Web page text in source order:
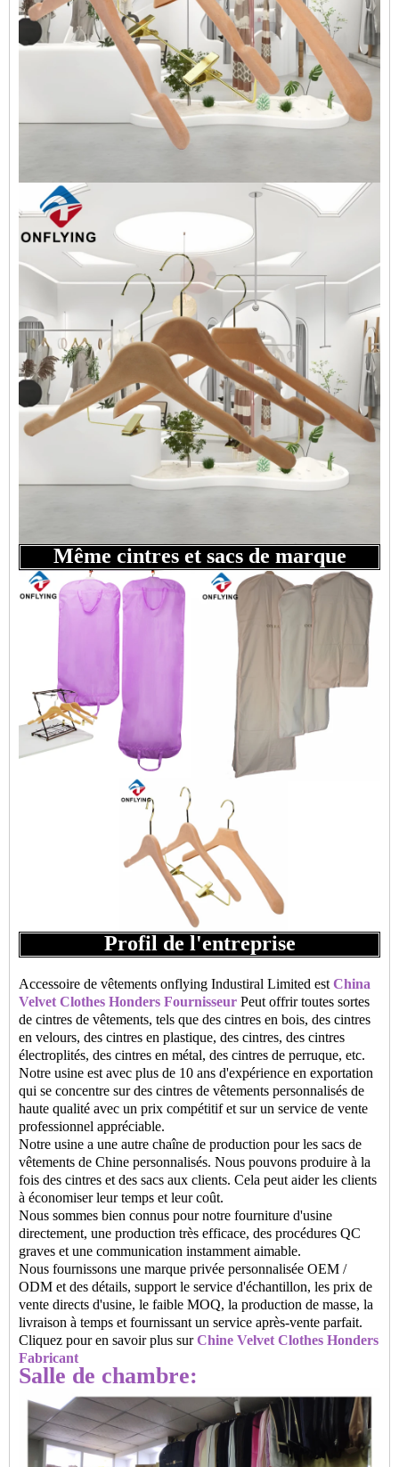
Même cintres et sacs de marque
Profil de l'entreprise
Accessoire de vêtements onflying Industiral Limited est China
Velvet Clothes Honders Fournisseur Peut offrir toutes sortes
de cintres de vêtements, tels que des cintres en bois, des cintres
en velours, des cintres en plastique, des cintres, des cintres
électroplités, des cintres en métal, des cintres de perruque, etc.
Notre usine est avec plus de 10 ans d'expérience en exportation
qui se concentre sur des cintres de vêtements personnalisés de
haute qualité avec un prix compétitif et sur un service de vente
professionnel appréciable.
Notre usine a une autre chaîne de production pour les sacs de
vêtements de Chine personnalisés. Nous pouvons produire à la
fois des cintres et des sacs aux clients. Cela peut aider les clients
à économiser leur temps et leur coût.
Nous sommes bien connus pour notre fourniture d'usine
directement, une production très efficace, des procédures QC
graves et une communication instamment aimable.
Nous fournissons une marque privée personnalisée OEM /
ODM et des détails, support le service d'échantillon, les prix de
vente directs d'usine, le faible MOQ, la production de masse, la
livraison à temps et fournissant un service après-vente parfait.
Cliquez pour en savoir plus surChine Velvet Clothes Honders
Fabricant
Salle de chambre: